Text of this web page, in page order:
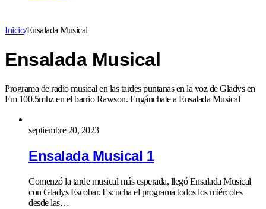
Inicio/Ensalada Musical
Ensalada Musical
Programa de radio musical en las tardes puntanas en la voz de Gladys en
Fm 100.5mhz en el barrio Rawson. Engánchate a Ensalada Musical
septiembre 20, 2023
Ensalada Musical 1
Comenzó la tarde musical más esperada, llegó Ensalada Musical
con Gladys Escobar. Escucha el programa todos los miércoles
desde las…